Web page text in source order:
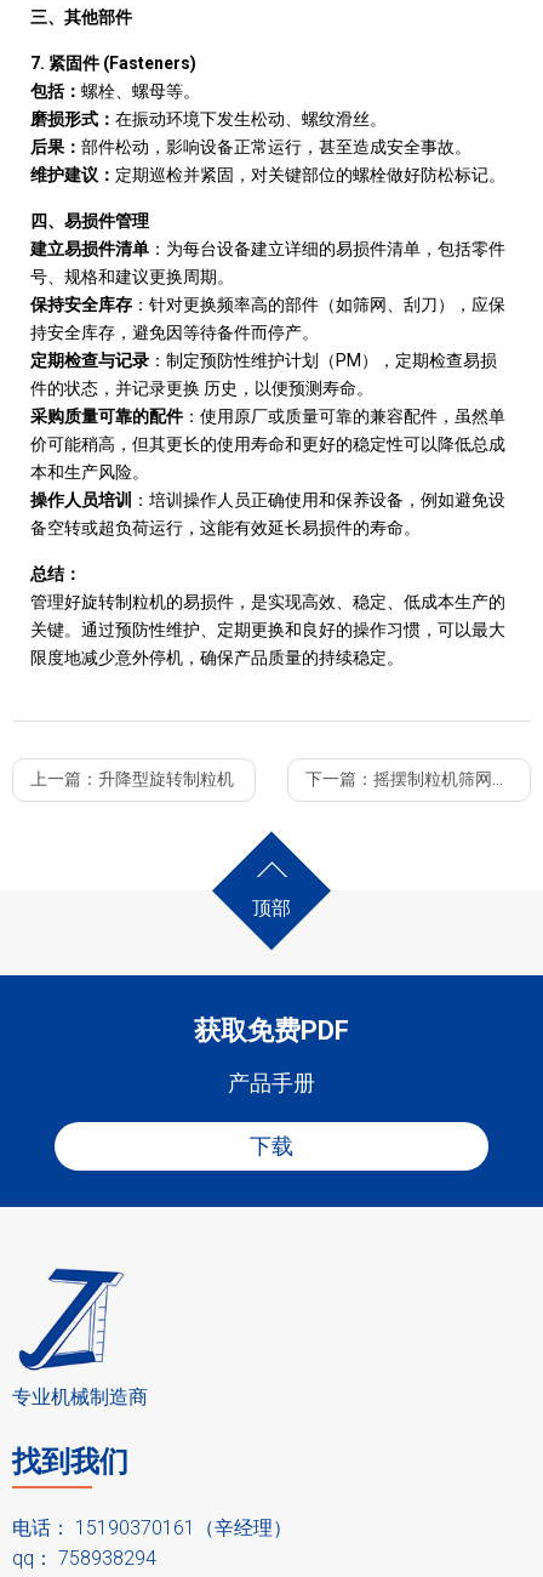
三、其他部件
7. 紧固件(Fasteners)
包括： 螺栓、螺母等。
磨损形式： 在振动环境下发生松动、螺纹滑丝。
后果： 部件松动，影响设备正常运行，甚至造成安全事故。
维护建议： 定期巡检并紧固，对关键部位的螺栓做好防松标记。
四、易损件管理
建立易损件清单 ：为每台设备建立详细的易损件清单，包括零件
号、规格和建议更换周期。
保持安全库存 ：针对更换频率高的部件（如筛网、刮刀），应保
持安全库存，避免因等待备件而停产。
定期检查与记录 ：制定预防性维护计划（ PM ），定期检查易损
件的状态，并记录更换 历史，以便预测寿命。
采购质量可靠的配件：使用原厂或质量可靠的兼容配件，虽然单
价可能稍高，但其更长的使用寿命和更好的稳定性可以降低总成
本和生产风险。
操作人员培训
：培训操作人员正确使用和保养设备，例如避免设
备空转或超负荷运行，这能有效延长易损件的寿命。
总结：
管理好旋转制粒机的易损件，是实现高效、稳定、低成本生产的
关键。通过预防性维护、定期更换和良好的操作习惯，可以最大
限度地减少意外停机，确保产品质量的持续稳定。
上一篇： 升降型旋转制粒机 下一篇： 摇摆制粒机筛网磨损过快怎么办?
顶部
获取免费PDF
产品手册
下载
专业机械制造商
找到我们
电话： 15190370161（辛经理）
qq： 758938294